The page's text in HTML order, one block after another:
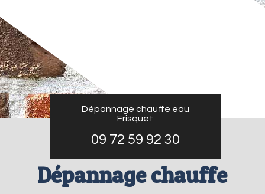
Dépannage chauffe eau
Frisquet
09 72 59 92 30
Dépannage chauffe